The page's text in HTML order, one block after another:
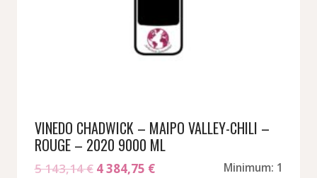
VINEDO CHADWICK – MAIPO VALLEY-CHILI –
ROUGE – 2020 9000 ML
5 143,14€ Le
4 384,75 €Le
Minimum: 1